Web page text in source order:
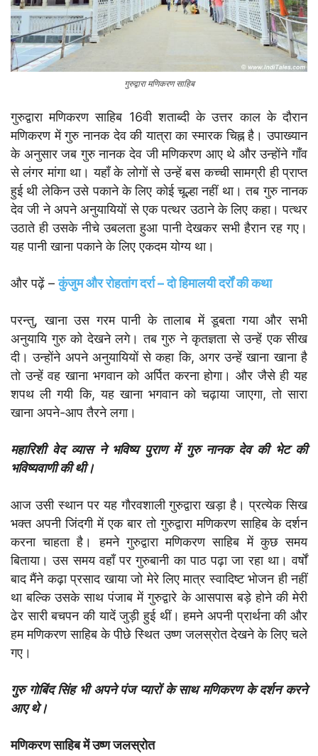
गुरुद्वारा मणिकरण साहिब
गुरुद्वारा मणिकरण साहिब 16वी शताब्दी के उत्तर काल के दौरान
मणिकरण में गुरु नानक देव की यात्रा का स्मारक चिह्न है। उपाख्यान
के अनुसार जब गुरु नानक देव जी मणिकरण आए थे और उन्होंने गाँव
से लंगर मांगा था। यहाँ के लोगों से उन्हें बस कच्ची सामग्री ही प्राप्त
हुई थी लेकिन उसे पकाने के लिए कोई चूल्हा नहीं था। तब गुरु नानक
देव जी ने अपने अनुयायियों से एक पत्थर उठाने के लिए कहा। पत्थर
उठाते ही उसके नीचे उबलता हुआ पानी देखकर सभी हैरान रह गए।
यह पानी खाना पकाने के लिए एकदम योग्य था।
और पढ़ें –कुंजुम और रोहतांग दर्रा – दो हिमालयी दर्रों की कथा
परन्तु, खाना उस गरम पानी के तालाब में डूबता गया और सभी
अनुयायि गुरु को देखने लगे। तब गुरु ने कृतज्ञता से उन्हें एक सीख
दी। उन्होंने अपने अनुयायियों से कहा कि, अगर उन्हें खाना खाना है
तो उन्हें वह खाना भगवान को अर्पित करना होगा। और जैसे ही यह
शपथ ली गयी कि, यह खाना भगवान को चढ़ाया जाएगा, तो सारा
खाना अपने-आप तैरने लगा।
महारिशी वेद व्यास ने भविष्य पुराण में गुरु नानक देव की भेट की
भविष्यवाणी की थी।
आज उसी स्थान पर यह गौरवशाली गुरुद्वारा खड़ा है। प्रत्येक सिख
भक्त अपनी जिंदगी में एक बार तो गुरुद्वारा मणिकरण साहिब के दर्शन
करना चाहता है। हमने गुरुद्वारा मणिकरण साहिब में कुछ समय
बिताया। उस समय वहाँ पर गुरुबानी का पाठ पढ़ा जा रहा था। वर्षों
बाद मैंने कढ़ा प्रसाद खाया जो मेरे लिए मात्र स्वादिष्ट भोजन ही नहीं
था बल्कि उसके साथ पंजाब में गुरुद्वारे के आसपास बड़े होने की मेरी
ढेर सारी बचपन की यादें जुड़ी हुई थीं। हमने अपनी प्रार्थना की और
हम मणिकरण साहिब के पीछे स्थित उष्ण जलस्रोत देखने के लिए चले
गए।
गुरु गोबिंद सिंह भी अपने पंज प्यारों के साथ मणिकरण के दर्शन करने
आए थे।
मणिकरण साहिब में उष्ण जलस्रोत